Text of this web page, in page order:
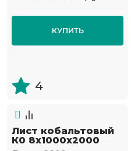
КУПИТЬ
4
Лист кобальтовый
К0 8x1000x2000